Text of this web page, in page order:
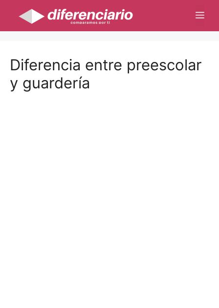
contenido
Diferencia entre preescolar
y guardería